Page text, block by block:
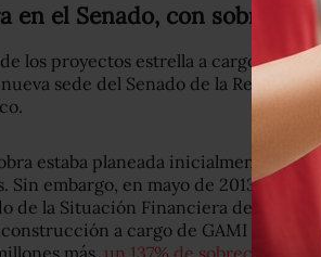
en el Senado, con
los proyectos estrella a cargo de
sede del Senado de la
estaba planeada inicialmente con
Sin embargo, en mayo de 2013, se
de la Situación Financiera de la
a cargo de GAMI fue de